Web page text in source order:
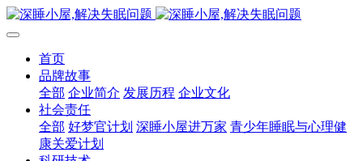
首页
品牌故事
全部 企业简介 发展历程 企业文化
社会责任
全部 好梦官计划 深睡小屋进万家 青少年睡眠与心理健
康关爱计划